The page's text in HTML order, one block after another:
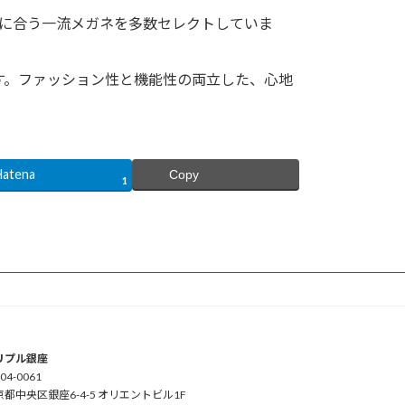
合う一流メガネを多数セレクトしていま
ファッション性と機能性の両立した、心地
1 Copy
プル銀座
0061
都中央区銀座6-4-5 オリエントビル1F